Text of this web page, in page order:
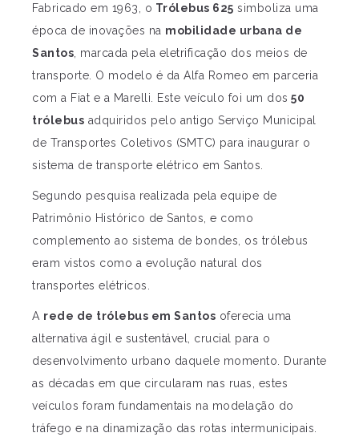
Fabricado em 1963, o Trólebus 625 simboliza uma
época de inovações na mobilidade urbana de
Santos , marcada pela eletrificação dos meios de
transporte. O modelo é da Alfa Romeo em parceria
com a Fiat e a Marelli. Este veículo foi um dos 50
trólebus adquiridos pelo antigo Serviço Municipal
de Transportes Coletivos (SMTC) para inaugurar o
sistema de transporte elétrico em Santos.
Segundo pesquisa realizada pela equipe de
Patrimônio Histórico de Santos, e como
complemento ao sistema de bondes, os trólebus
eram vistos como a evolução natural dos
transportes elétricos.
A rede de trólebus em Santos oferecia uma
alternativa ágil e sustentável, crucial para o
desenvolvimento urbano daquele momento. Durante
as décadas em que circularam nas ruas, estes
veículos foram fundamentais na modelação do
tráfego e na dinamização das rotas intermunicipais.